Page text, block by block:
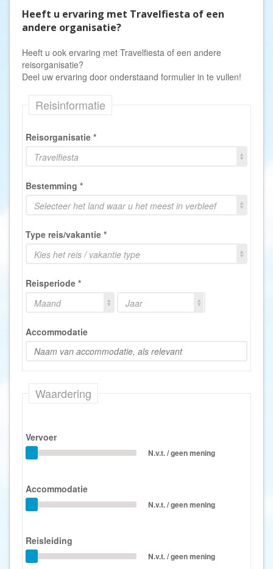
Heeft u ervaring met Travelfiesta of een
andere organisatie?
Heeft u ook ervaring met Travelfiesta of een andere
reisorganisatie?
Deel uw ervaring door onderstaand formulier in te vullen!
Reisinformatie
Reisorganisatie *
Travelfiesta
Bestemming *
Selecteer het land waar u het meest in verbleef
Type reis/vakantie *
Kies het reis / vakantie type
Reisperiode *
Maand
Jaar
Accommodatie
Waardering
Vervoer
N.v.t. / geen mening
Accommodatie
N.v.t. / geen mening
Reisleiding
N.v.t. / geen mening